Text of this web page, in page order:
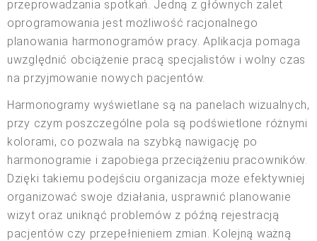
przeprowadzania spotkań. Jedną z głównych zalet
oprogramowania jest możliwość racjonalnego
planowania harmonogramów pracy. Aplikacja pomaga
uwzględnić obciążenie pracą specjalistów i wolny czas
na przyjmowanie nowych pacjentów.
Harmonogramy wyświetlane są na panelach wizualnych,
przy czym poszczególne pola są podświetlone różnymi
kolorami, co pozwala na szybką nawigację po
harmonogramie i zapobiega przeciążeniu pracowników.
Dzięki takiemu podejściu organizacja może efektywniej
organizować swoje działania, usprawnić planowanie
wizyt oraz uniknąć problemów z późną rejestracją
pacjentów czy przepełnieniem zmian. Kolejną ważną